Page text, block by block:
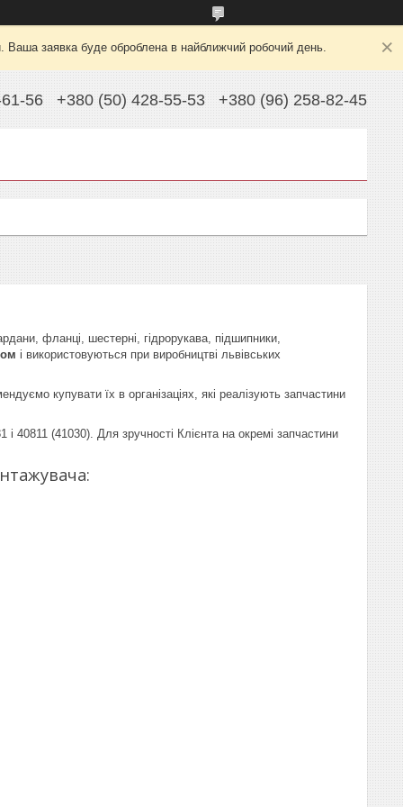
Ваша заявка буде оброблена в найближчий робочий день.
56 +380 (50) 428-55-53 +380 (96) 258-82-45
фланці, шестерні, гідрорукава, підшипники,
і використовуються при виробництві львівських
купувати їх в організаціях, які реалізують запчастини
40811 (41030). Для зручності Клієнта на окремі запчастини